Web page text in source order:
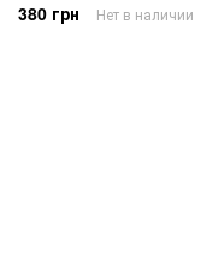
380 грн Нет в наличии